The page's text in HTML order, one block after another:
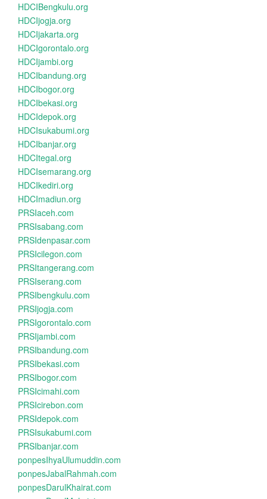
HDCIBengkulu.org
HDCIjogja.org
HDCIjakarta.org
HDCIgorontalo.org
HDCIjambi.org
HDCIbandung.org
HDCIbogor.org
HDCIbekasi.org
HDCIdepok.org
HDCIsukabumi.org
HDCIbanjar.org
HDCItegal.org
HDCIsemarang.org
HDCIkediri.org
HDCImadiun.org
PRSIaceh.com
PRSIsabang.com
PRSIdenpasar.com
PRSIcilegon.com
PRSItangerang.com
PRSIserang.com
PRSIbengkulu.com
PRSIjogja.com
PRSIgorontalo.com
PRSIjambi.com
PRSIbandung.com
PRSIbekasi.com
PRSIbogor.com
PRSIcimahi.com
PRSIcirebon.com
PRSIdepok.com
PRSIsukabumi.com
PRSIbanjar.com
ponpesIhyaUlumuddin.com
ponpesJabalRahmah.com
ponpesDarulKhairat.com